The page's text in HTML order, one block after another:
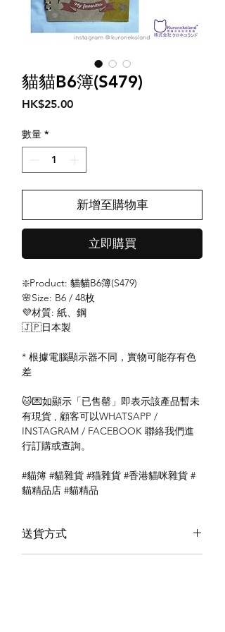
貓貓B6簿(S479)
HK$25.00價
數量 *
新增至購物車
立即購買
❇️Product: 貓貓B6簿(S479)
🌸Size: B6 / 48枚
💜材質: 紙、鋼
🇯🇵日本製
* 根據電腦顯示器不同，實物可能存有色
差
🐱💌如顯示「已售罄」即表示該產品暫未
有現貨 , 顧客可以WHATSAPP /
INSTAGRAM / FACEBOOK 聯絡我們進
行訂購或查詢。
#貓簿 #貓雜貨 #猫雜貨 #香港貓咪雜貨 #
貓精品店 #貓精品
送貨方式